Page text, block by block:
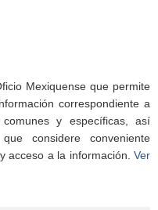
Mexiquense que permite
correspondiente a
y específicas, así
considere conveniente
acceso a la información. Ver